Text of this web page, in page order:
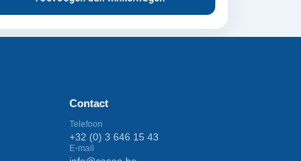
Contact
Telefoon
+32 (0) 3 646 15 43
E-mail